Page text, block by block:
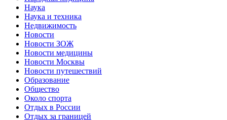
Наука
Наука и техника
Недвижимость
Новости
Новости ЗОЖ
Новости медицины
Новости Москвы
Новости путешествий
Образование
Общество
Около спорта
Отдых в России
Отдых за границей